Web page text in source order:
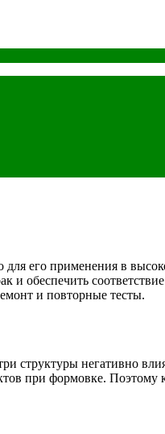
его применения в
и обеспечить
и повторные тесты.
негативно
при формовке.